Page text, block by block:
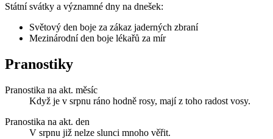
Státní svátky a významné dny na dnešek:
Světový den boje za zákaz jaderných zbraní
Mezinárodní den boje lékařů za mír
Pranostiky
Pranostika na akt. měsíc
Když je v srpnu ráno hodně rosy, mají z toho radost vosy.
Pranostika na akt. den
V srpnu již nelze slunci mnoho věřit.